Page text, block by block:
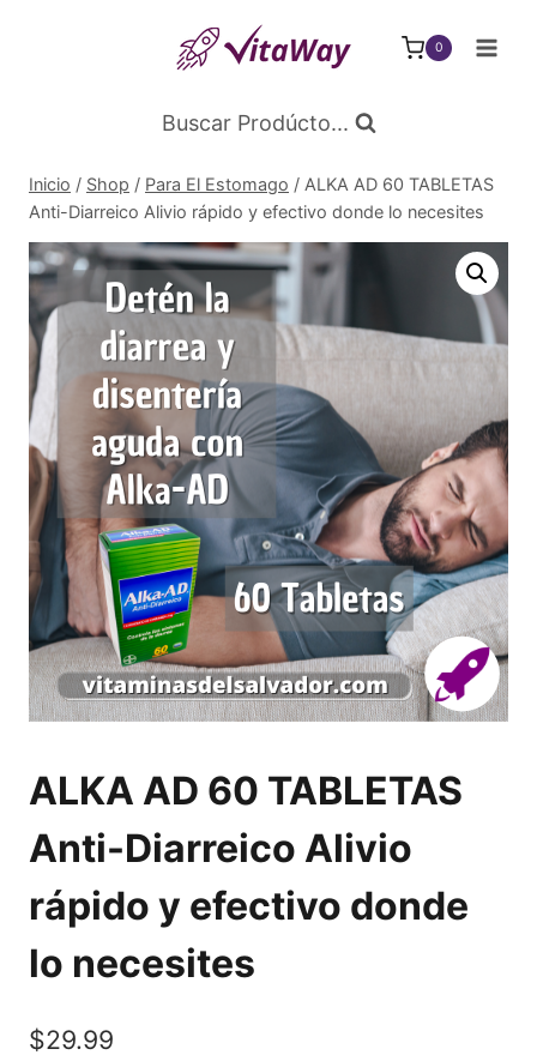
0
Buscar Prodúcto...
Inicio / Shop / Para El Estomago / ALKA AD 60 TABLETAS
Anti-Diarreico Alivio rápido y efectivo donde lo necesites
ALKA AD 60 TABLETAS
Anti-Diarreico Alivio
rápido y efectivo donde
lo necesites
$29.99